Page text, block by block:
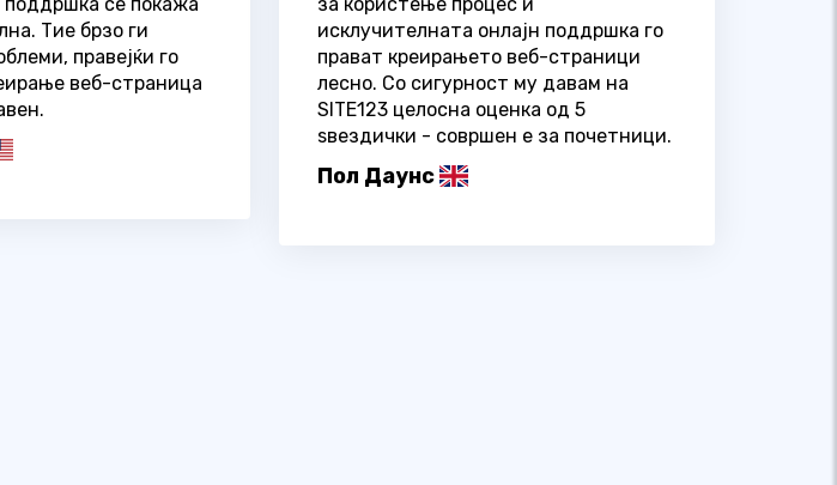
Тие брзо ги
правејќи го
веб-страница
исклучителната онлајн поддршка го
прават креирањето веб-страници
лесно. Со сигурност му давам на
SITE123 целосна оценка од 5
ѕвездички - совршен е за почетници.
Пол Даунс